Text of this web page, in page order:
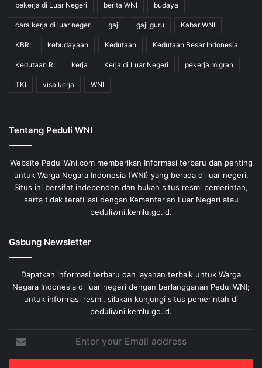
bekerja di Luar Negeri berita WNI budaya
cara kerja di luar negeri gaji gaji guru Kabar WNI
KBRI kebudayaan Kedutaan Kedutaan Besar Indonesia
Kedutaan RI kerja Kerja di Luar Negeri pekerja migran
TKI visa kerja WNI
Tentang Peduli WNI
Website PeduliWni.com memberikan Informasi terbaru dan penting
untuk Warga Negara Indonesia (WNI) yang berada di luar negeri.
Situs ini bersifat independen dan bukan situs resmi pemerintah,
serta tidak terafiliasi dengan Kementerian Luar Negeri atau
peduliwni.kemlu.go.id.
Gabung Newsletter
Dapatkan informasi terbaru dan layanan terbaik untuk Warga
Negara Indonesia di luar negeri dengan berlangganan PeduliWNI;
untuk informasi resmi, silakan kunjungi situs pemerintah di
peduliwni.kemlu.go.id.
your
Email